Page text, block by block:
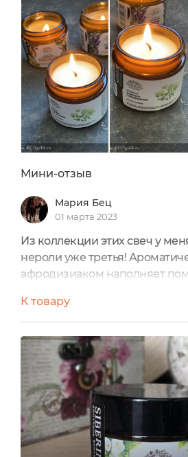
ГОСТСвеча находится в
точнее это баночка из
винтажном стиле. Была
Мини-отзыв
Мария Бец
01 марта 2023
Из коллекции этих свеч у
нероли уже третья!
афродизиаком наполняет
нероли. Огонь 🔥 очень
аромат для дополнения
обстановки дома.
вредит окружающим,
приятными компонентами,
Неповторимый эротический
К товару